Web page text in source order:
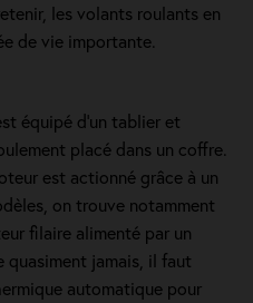
les volants roulants en
de vie importante.
équipé d'un tablier et
placé dans un coffre.
est actionné grâce à un
on trouve notamment
filaire alimenté par un
quasiment jamais, il faut
automatique pour